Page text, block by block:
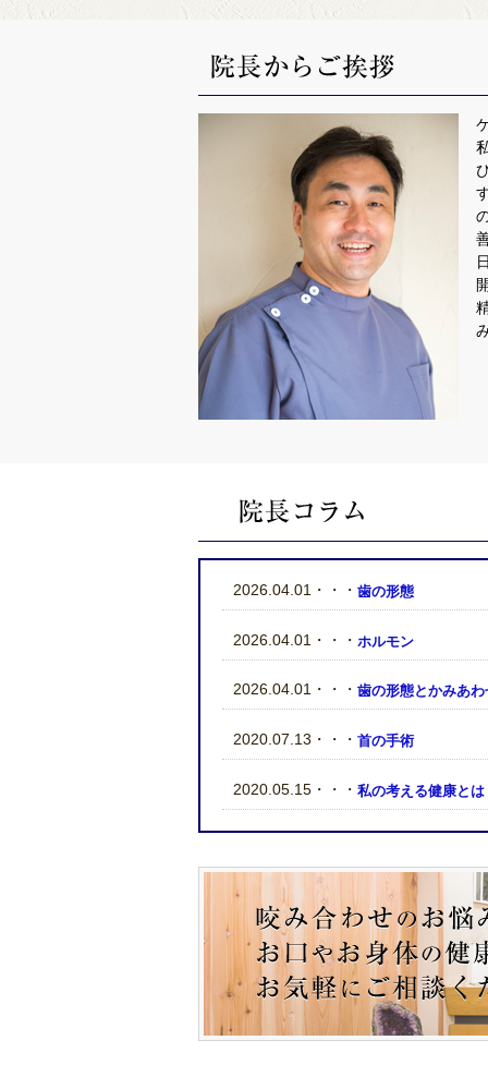
2026.04.01・・・ 歯の形態
2026.04.01・・・ ホルモン
2026.04.01・・・ 歯の形態とかみあわ
2020.07.13・・・ 首の手術
2020.05.15・・・ 私の考える健康とは
2019.11.29・・・
2018.07.18・・・ 奥に眠るもの
2018.07.18・・・ マウスピースの力
2018.04.12・・・手足の痺れ 神合わ
2016.07.05・・・耳鳴りや目眩、そ